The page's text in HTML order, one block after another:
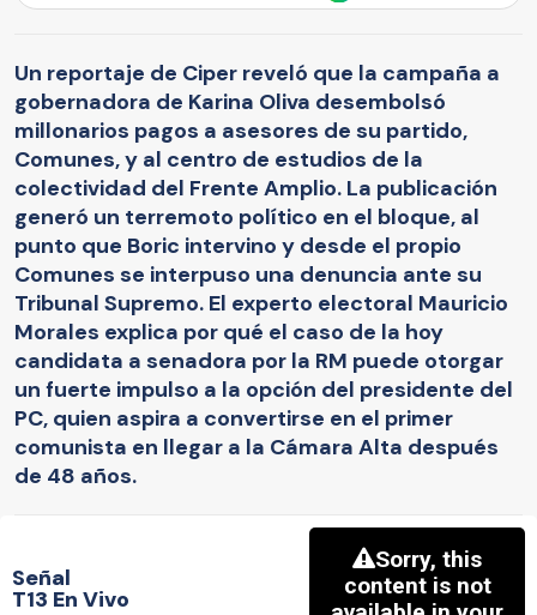
Un reportaje de Ciper reveló que la campaña a
gobernadora de Karina Oliva desembolsó
millonarios pagos a asesores de su partido,
Comunes, y al centro de estudios de la
colectividad del Frente Amplio. La publicación
generó un terremoto político en el bloque, al
punto que Boric intervino y desde el propio
Comunes se interpuso una denuncia ante su
Tribunal Supremo. El experto electoral Mauricio
Morales explica por qué el caso de la hoy
candidata a senadora por la RM puede otorgar
un fuerte impulso a la opción del presidente del
PC, quien aspira a convertirse en el primer
comunista en llegar a la Cámara Alta después
de 48 años.
Señal
T13 En Vivo